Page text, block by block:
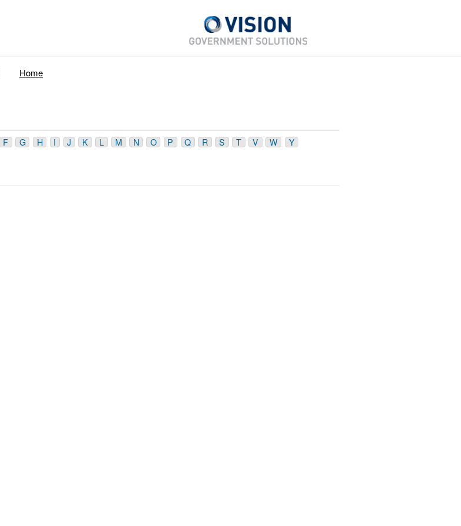
Home
F G H I J K L M N O P Q R S T V W Y